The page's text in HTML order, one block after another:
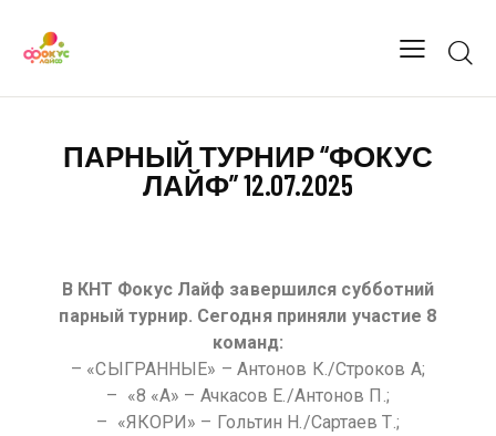
ПАРНЫЙ ТУРНИР “ФОКУС
ЛАЙФ” 12.07.2025
В КНТ Фокус Лайф завершился субботний
парный турнир. Сегодня приняли участие 8
команд:
– «СЫГРАННЫЕ» – Антонов К./Строков А;
– ⁠ «8 «А» – Ачкасов Е./Антонов П.;
– ⁠ «ЯКОРИ» – Гольтин Н./Сартаев Т.;